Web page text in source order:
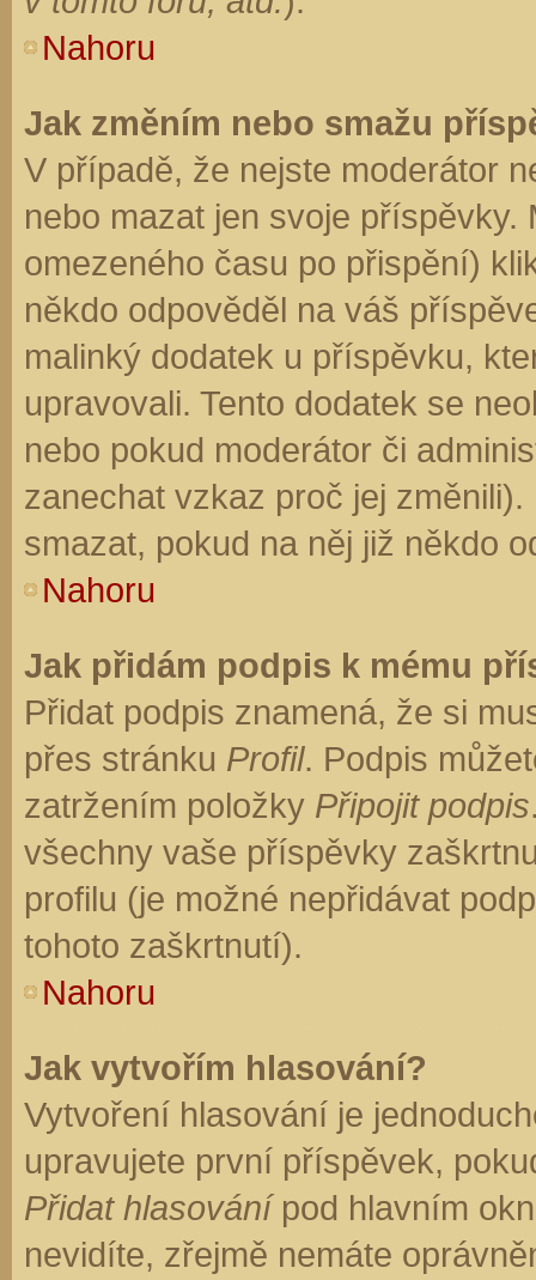
Nahoru
Jak změním nebo smažu
V případě, že nejste moderátor
nebo mazat jen svoje
omezeného času po přispění)
někdo odpověděl na váš
malinký dodatek u příspěvku,
upravovali. Tento dodatek se
nebo pokud moderátor či
zanechat vzkaz proč jej
smazat, pokud na něj již někdo
Nahoru
Jak přidám podpis k mému
Přidat podpis znamená, že si
přes stránku Profil. Podpis
zatržením položky Připojit podpis
všechny vaše příspěvky
profilu (je možné nepřidávat
tohoto zaškrtnutí).
Nahoru
Jak vytvořím hlasování?
Vytvoření hlasování je
upravujete první příspěvek,
Přidat hlasovánípod hlavním
nevidíte, zřejmě nemáte